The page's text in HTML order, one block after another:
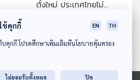
ตั้งใหม่ ประเทศไทยไม่
ช้คุกกี้ EN TH
บคุกกี้ โปรดศึกษาเพิ่มเติมที่นโยบายคุ้มครอง
ไม่ยอมรับทั้งหมด ปิด